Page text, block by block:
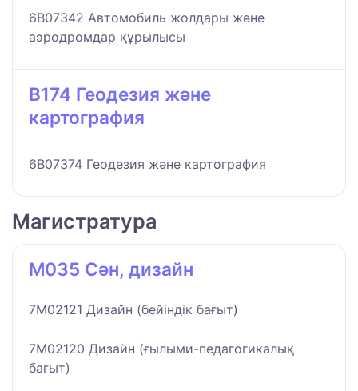
6B07342 Автомобиль жолдары және
аэродромдар құрылысы
B174 Геодезия және
картография
6B07374 Геодезия және картография
Магистратура
M035 Сән, дизайн
7M02121 Дизайн (бейіндік бағыт)
7M02120 Дизайн (ғылыми-педагогикалық
бағыт)